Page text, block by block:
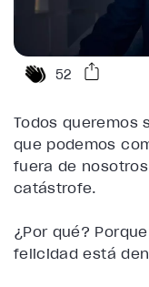
52
Todos queremos
que podemos
fuera de
catástrofe.
¿Por qué?
felicidad está